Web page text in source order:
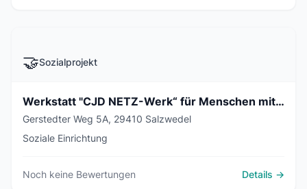
🤝Sozialprojekt
Werkstatt "CJD NETZ-Werk“ für Menschen mit psychischer Behinderungserfahrung
Gerstedter Weg 5A, 29410 Salzwedel
Soziale Einrichtung
Noch keine Bewertungen Details →